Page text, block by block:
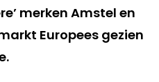
merken Amstel en
Europees gezien